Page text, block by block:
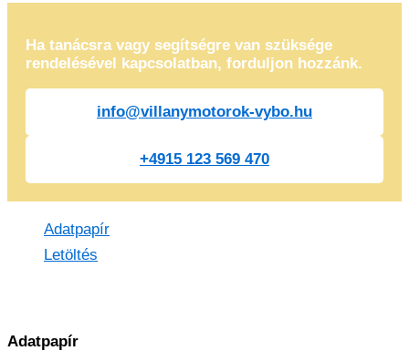
Ha tanácsra vagy segítségre van szüksége
rendelésével kapcsolatban, forduljon hozzánk.
info@villanymotorok-vybo.hu
+4915 123 569 470
Adatpapír
Letöltés
Adatpapír